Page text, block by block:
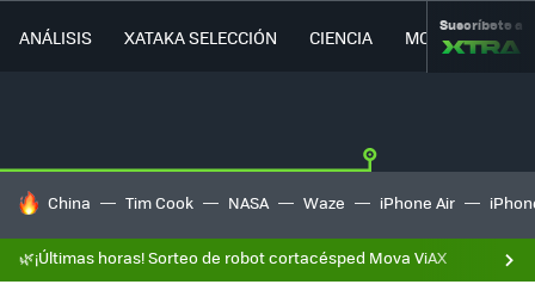
ANÁLISIS XATAKA SELECCIÓN CIENCIA MOVILIDAD
Suscríbete a
HOY SE HABLA DE
China Tim Cook NASA Waze iPhone Air
🌿¡Últimas horas! Sorteo de robot cortacésped Mova ViAX